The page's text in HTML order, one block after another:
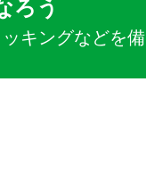
ろう
キングなどを